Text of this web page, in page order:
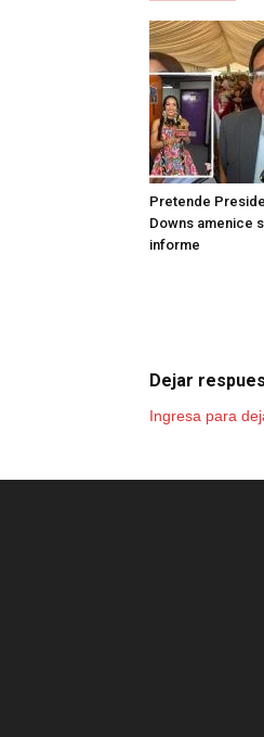
Pretende
Downs amenice
informe
Dejar
Ingresa para